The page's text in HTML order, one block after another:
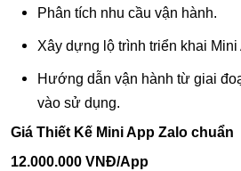
Phân tích nhu cầu vận hành.
Xây dựng lộ trình triển khai Mini
Hướng dẫn vận hành từ giai
vào sử dụng.
Giá Thiết Kế Mini App Zalo chuẩn
12.000.000 VNĐ/App